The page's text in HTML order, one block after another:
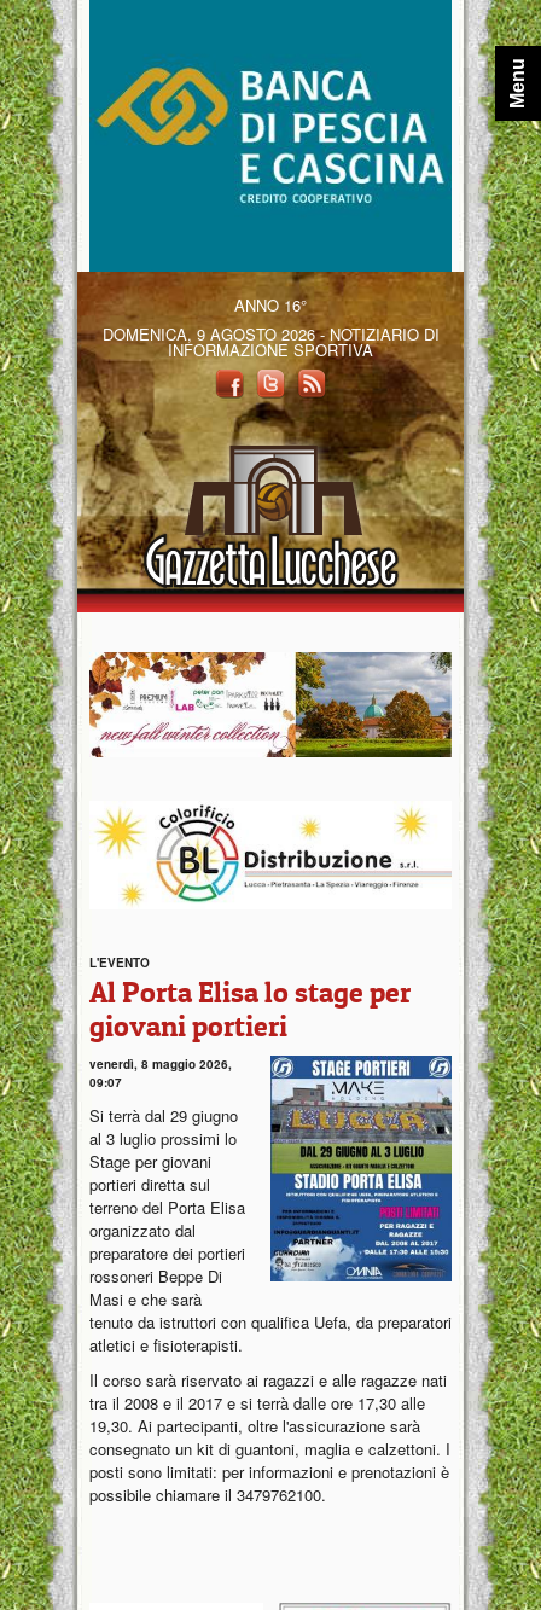
ANNO 16°
DOMENICA, 9 AGOSTO 2026 - NOTIZIARIO DI
INFORMAZIONE SPORTIVA
L'EVENTO
Al Porta Elisa lo stage per
giovani portieri
venerdì, 8 maggio 2026,
09:07
Si terrà dal 29 giugno
al 3 luglio prossimi lo
Stage per giovani
portieri diretta sul
terreno del Porta Elisa
organizzato dal
preparatore dei portieri
rossoneri Beppe Di
Masi e che sarà
tenuto da istruttori con qualifica Uefa, da preparatori
atletici e fisioterapisti.
Il corso sarà riservato ai ragazzi e alle ragazze nati
tra il 2008 e il 2017 e si terrà dalle ore 17,30 alle
19,30. Ai partecipanti, oltre l'assicurazione sarà
consegnato un kit di guantoni, maglia e calzettoni. I
posti sono limitati: per informazioni e prenotazioni è
possibile chiamare il 3479762100.
Menu